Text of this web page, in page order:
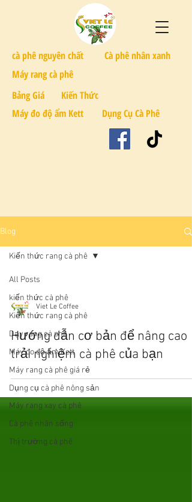
Bảng Giá
Dụng Cụ Cà Phê
Máy đo độ ẩm Kett
Kiến Thức
Cà phê nhân xanh
cà phê nguyên chất
Máy rang cà phê
Blog
All Posts
kiến thức cà phê
Kiến thức rang cà phê
Dạy rang cà phê
Máy đo độ ẩm Kett
Máy rang cà phê giá rẻ
Dụng cụ cà phê nông sản
Máy rang xay cà phê
Cà phê nhân sống
Thị trường cà phê
Kiến thức rang cà phê
Viet Le Coffee
Hướng dẫn cơ bản để nâng cao
trải nghiệm cà phê của bạn